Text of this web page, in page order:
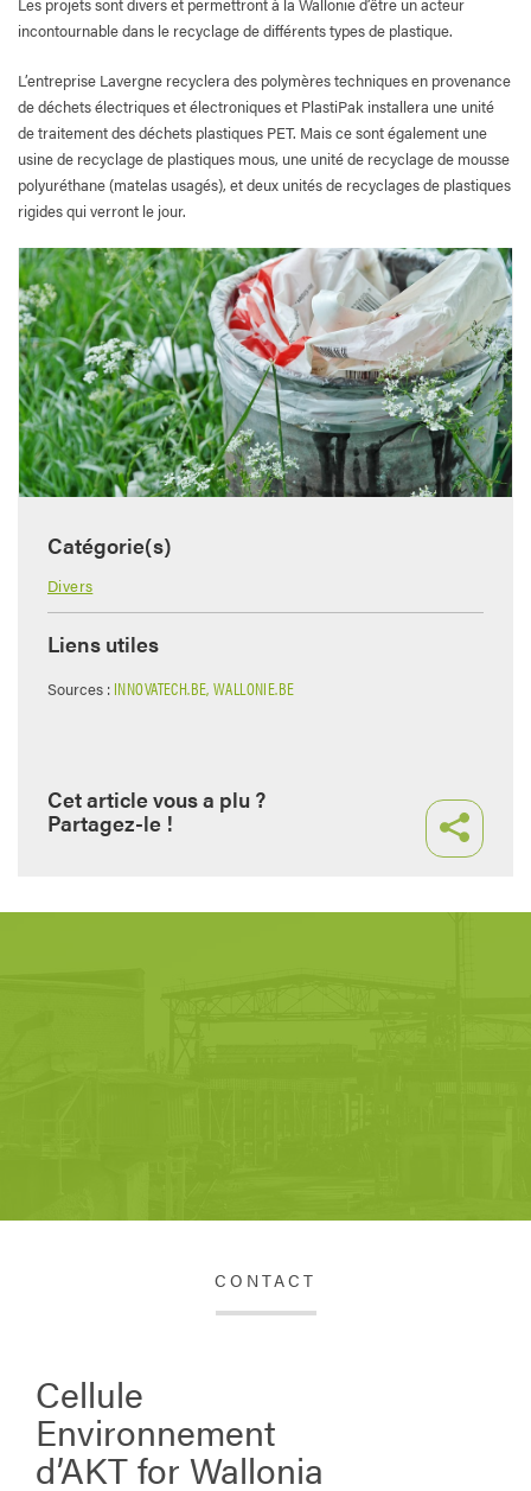
incontournable dans le recyclage de différents types de plastique.
L’entreprise Lavergne recyclera des polymères techniques en provenance
de déchets électriques et électroniques et PlastiPak installera une unité
de traitement des déchets plastiques PET. Mais ce sont également une
usine de recyclage de plastiques mous, une unité de recyclage de mousse
polyuréthane (matelas usagés), et deux unités de recyclages de plastiques
rigides qui verront le jour.
Catégorie(s)
Divers
Liens utiles
Sources : INNOVATECH.BE, WALLONIE.BE
Cet article vous a plu ?
Partagez-le !
CONTACT
Cellule
Environnement
d’AKT for Wallonia